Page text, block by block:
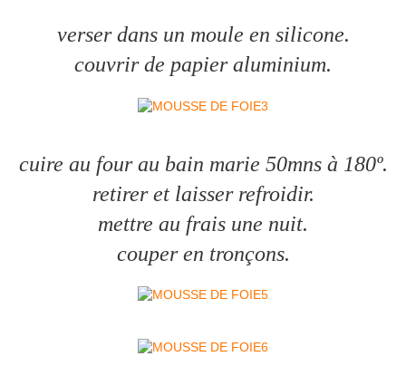
verser dans un moule en silicone.
couvrir de papier aluminium.
cuire au four au bain marie 50mns à 180º.
retirer et laisser refroidir.
mettre au frais une nuit.
couper en tronçons.